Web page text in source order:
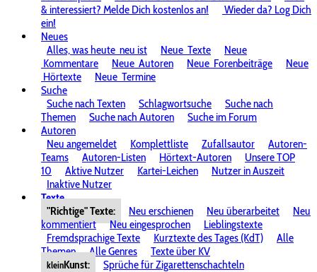
& interessiert? Melde Dich kostenlos an!
Wieder da? Log Dich
ein!
Neues
Alles, was heute neu ist Neue Texte
Neue
Kommentare
Neue Autoren Neue Forenbeiträge
Neue
Hörtexte
Neue Termine
Suche
Suche nach Texten
Schlagwortsuche
Suche nach
Themen
Suche nach Autoren
Suche im Forum
Autoren
Neu angemeldet
Komplettliste Zufallsautor
Autoren-
Teams
Autoren-Listen Hörtext-Autoren
Unsere TOP
10
Aktive Nutzer Kartei-Leichen
Nutzer in Auszeit
Inaktive Nutzer
Texte
"Richtige" Texte:
Neu erschienen Neu überarbeitet
Neu
kommentiert
Neu eingesprochen
Lieblingstexte
Fremdsprachige Texte
Kurztexte des Tages (KdT)
Alle
Themen
Alle Genres Texte über KV
kleinKunst:
Sprüche für Zigarettenschachteln